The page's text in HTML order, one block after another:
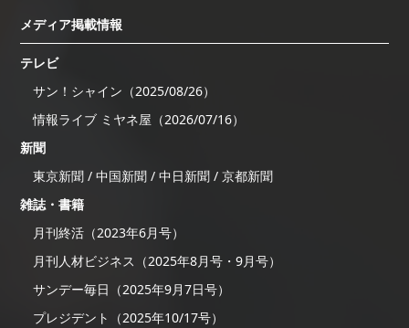
メディア掲載情報
テレビ
サン！シャイン（2025/08/26）
情報ライブ ミヤネ屋（2026/07/16）
新聞
東京新聞 / 中国新聞 / 中日新聞 / 京都新聞
雑誌・書籍
月刊終活（2023年6月号）
月刊人材ビジネス（2025年8月号・9月号）
サンデー毎日（2025年9月7日号）
プレジデント（2025年10/17号）